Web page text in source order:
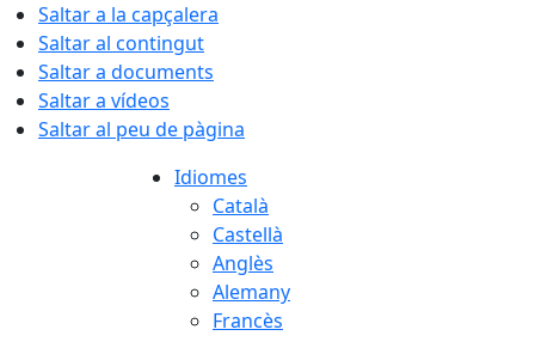
Saltar a la capçalera
Saltar al contingut
Saltar a documents
Saltar a vídeos
Saltar al peu de pàgina
Idiomes
Català
Castellà
Anglès
Alemany
Francès